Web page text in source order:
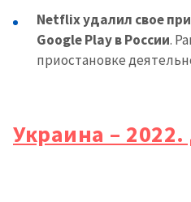
Netflix удалил свое
Google Play в России.
приостановке
Украина –